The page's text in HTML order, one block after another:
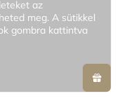
az
meg. A sütikkel
gombra kattintva